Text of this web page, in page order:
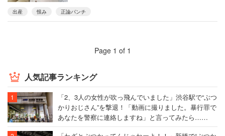
出産 恨み 正論パンチ
Page 1 of 1
人気記事ランキング
「2、3人の女性が吹っ飛んでいました」渋谷駅で“ぶつ
かりおじさん”を撃退！「動画に撮りました。暴行罪で
あなたを警察に連絡しますね」と言ってみたら……